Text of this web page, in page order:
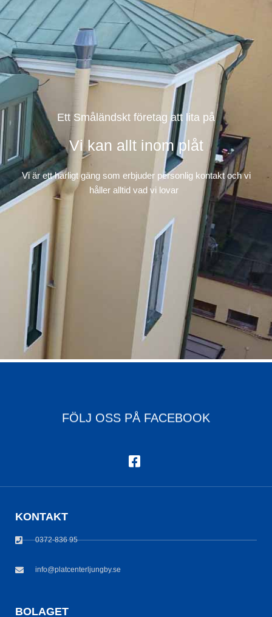
Ett Småländskt företag att lita på
Vi kan allt inom plåt
Vi är ett härligt gäng som erbjuder personlig kontakt och vi
håller alltid vad vi lovar
FÖLJ OSS PÅ FACEBOOK
KONTAKT
0372-836 95
info@platcenterljungby.se
BOLAGET